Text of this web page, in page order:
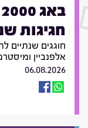
חגיגות
אלפנביין
06.08.2026